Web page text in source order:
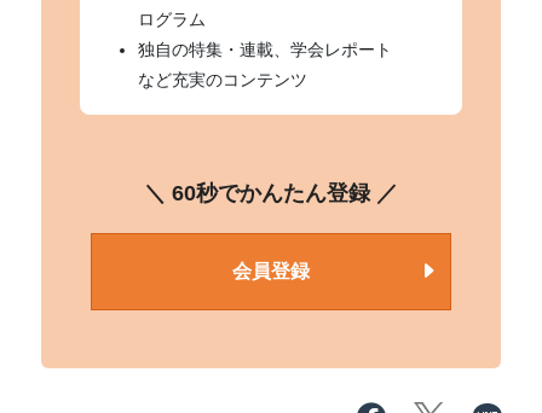
ログラム
独自の特集・連載、学会レポート
など充実のコンテンツ
＼ 60秒でかんたん登録 ／
会員登録